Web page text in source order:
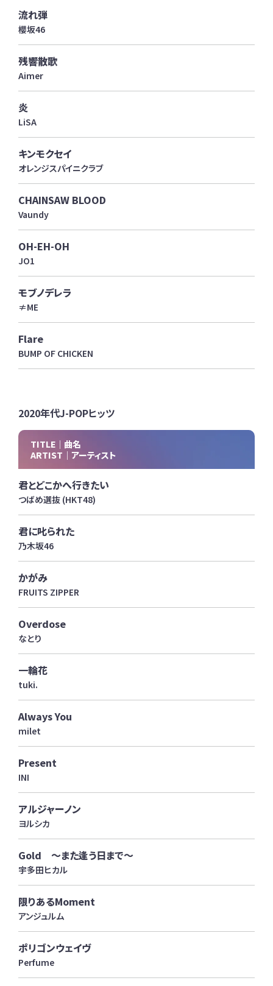
流れ弾
櫻坂46
残響散歌
Aimer
炎
LiSA
キンモクセイ
オレンジスパイニクラブ
CHAINSAW BLOOD
Vaundy
OH-EH-OH
JO1
モブノデレラ
≠ME
Flare
BUMP OF CHICKEN
2020年代J-POPヒッツ
TITLE｜曲名
ARTIST｜アーティスト
君とどこかへ行きたい
つばめ選抜 (HKT48)
君に叱られた
乃木坂46
かがみ
FRUITS ZIPPER
Overdose
なとり
一輪花
tuki.
Always You
milet
Present
INI
アルジャーノン
ヨルシカ
Gold ～また逢う日まで～
宇多田ヒカル
限りあるMoment
アンジュルム
ポリゴンウェイヴ
Perfume